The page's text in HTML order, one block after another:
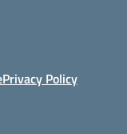
Privacy Policy